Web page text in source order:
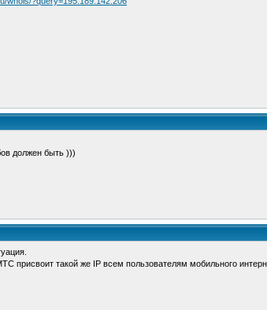
должен быть )))
присвоит такой же IP всем пользователям мобильного